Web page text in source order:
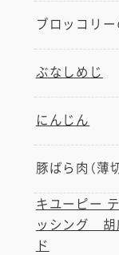
ブロッコリー
ぶなしめじ
にんじん
豚ばら肉（薄
キユーピー
ッシング 胡
ド